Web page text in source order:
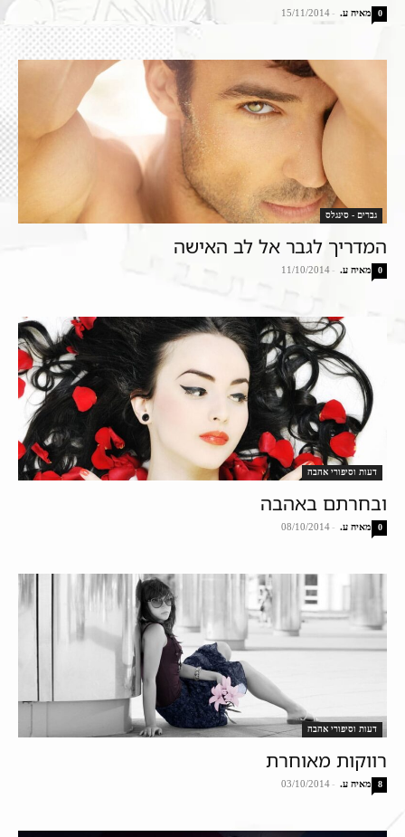
מאיה ע. -
15/11/2014 0
גברים - סינגלס
המדריך לגבר אל לב האישה
מאיה ע. -
11/10/2014 0
דעות וסיפורי אהבה
ובחרתם באהבה
מאיה ע. -
08/10/2014 0
דעות וסיפורי אהבה
רווקות מאוחרת
מאיה ע. -
03/10/2014 8